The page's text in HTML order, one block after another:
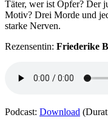
Täter, wer ist Opfer? Der
Motiv? Drei Morde und
starke Nerven.
Rezensentin: Friederike
Podcast: Download